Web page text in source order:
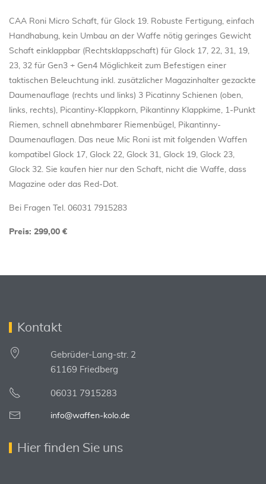
CAA Roni Micro Schaft, für Glock 19. Robuste Fertigung, einfach
Handhabung, kein Umbau an der Waffe nötig geringes Gewicht
Schaft einklappbar (Rechtsklappschaft) für Glock 17, 22, 31, 19,
23, 32 für Gen3 + Gen4 Möglichkeit zum Befestigen einer
taktischen Beleuchtung inkl. zusätzlicher Magazinhalter gezackte
Daumenauflage (rechts und links) 3 Picatinny Schienen (oben,
links, rechts), Picantiny-Klappkorn, Pikantinny Klappkime, 1-Punkt
Riemen, schnell abnehmbarer Riemenbügel, Pikantinny-
Daumenauflagen. Das neue Mic Roni ist mit folgenden Waffen
kompatibel Glock 17, Glock 22, Glock 31, Glock 19, Glock 23,
Glock 32. Sie kaufen hier nur den Schaft, nicht die Waffe, dass
Magazine oder das Red-Dot.
Bei Fragen Tel. 06031 7915283
Preis: 299,00 €
Kontakt
Gebrüder-Lang-str. 2
61169 Friedberg
06031 7915283
info@waffen-kolo.de
Hier finden Sie uns